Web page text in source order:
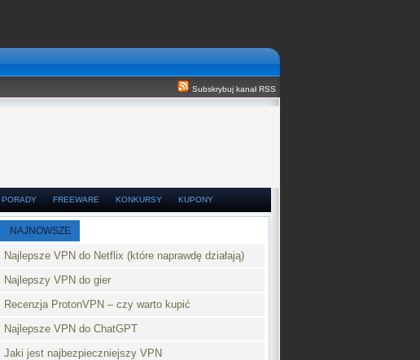
Subskrybuj kanał RSS
PORADY FREEWARE KONKURSY KUPONY
NAJNOWSZE
Najlepsze VPN do Netflix (które naprawdę działają)
Najlepszy VPN do gier
Recenzja ProtonVPN – czy warto kupić
Najlepsze VPN do ChatGPT
Jaki jest najbezpieczniejszy VPN